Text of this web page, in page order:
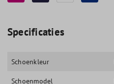
Specificaties
Schoenkleur
Schoenmodel